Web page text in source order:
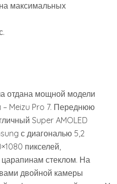
максимальных
отдана мощной модели
– Meizu Pro 7. Переднюю
Super AMOLED
с диагональю 5,2
пикселей,
стеклом. На
двойной камеры